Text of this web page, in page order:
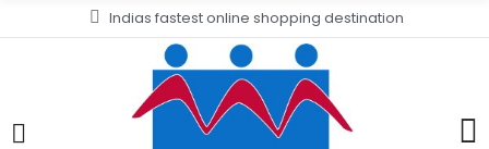
Indias fastest online shopping destination